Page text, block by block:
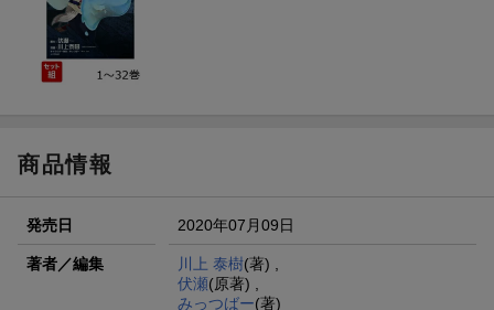
商品情報
発売日 2020年07月09日
著者／編集 川上 泰樹(著) ,
伏瀬(原著) ,
みっつばー(著)